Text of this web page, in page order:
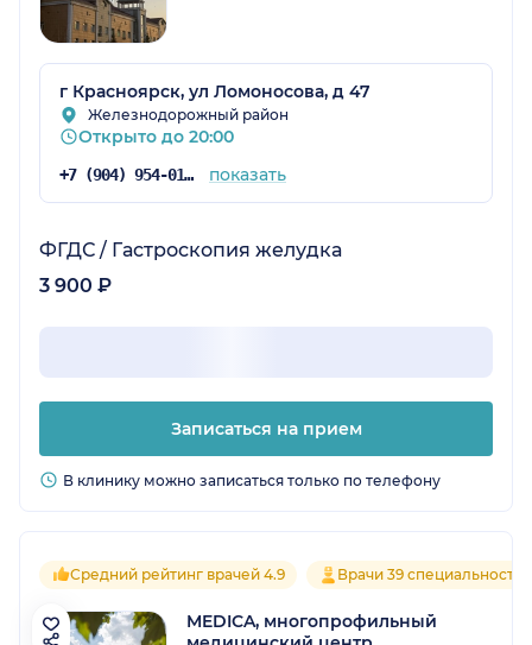
г Красноярск, ул Ломоносова, д 47
Железнодорожный район
Открыто до 20:00
+7 (904) 954-01-78 показать
ФГДС / Гастроскопия желудка
3 900 ₽
Записаться на прием
В клинику можно записаться только по телефону
Средний рейтинг врачей 4.9 Врачи 39 специальностей
MEDICA, многопрофильный